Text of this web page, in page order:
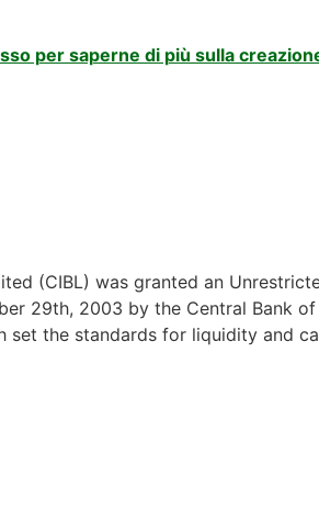
per saperne di più sulla
(CIBL) was granted an
29th, 2003 by the Central Bank
set the standards for liquidity and